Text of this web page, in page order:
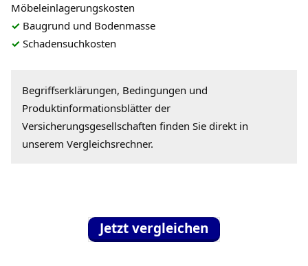
Möbeleinlagerungskosten
✓ Baugrund und Bodenmasse
✓ Schadensuchkosten
Begriffserklärungen, Bedingungen und
Produktinformationsblätter der
Versicherungsgesellschaften finden Sie direkt in
unserem Vergleichsrechner.
Jetzt vergleichen